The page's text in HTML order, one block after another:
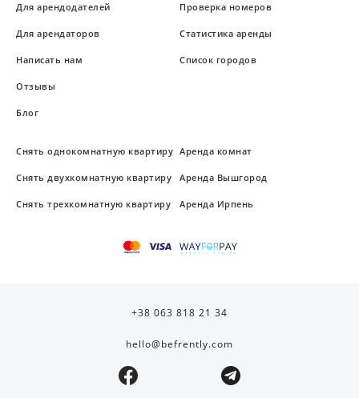
Для арендодателей
Для арендаторов
Написать нам
Отзывы
Блог
Проверка номеров
Статистика аренды
Список городов
Снять однокомнатную квартиру
Снять двухкомнатную квартиру
Снять трехкомнатную квартиру
Аренда комнат
Аренда Вышгород
Аренда Ирпень
+38 063 818 21 34
hello@befrently.com